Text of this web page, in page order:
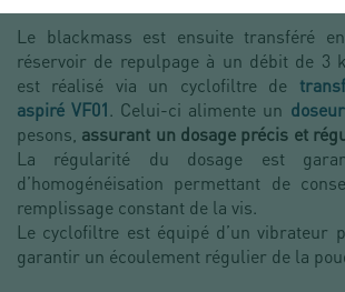
Le blackmass est ensuite transféré
réservoir de repulpage à un débit de 3
est réalisé via un cyclofiltre de
aspiré VF01. Celui-ci alimente un
pesons, assurant un dosage précis et
La régularité du dosage est
d’homogénéisation permettant de
remplissage constant de la vis.
Le cyclofiltre est équipé d’un vibrateur
garantir un écoulement régulier de la